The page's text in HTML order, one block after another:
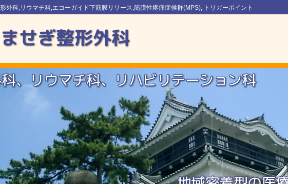
外科,リウマチ科,エコーガイド下筋膜リリース,筋膜性疼痛症候群(MPS), トリガーポイント